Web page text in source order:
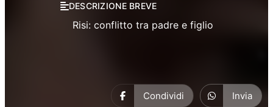
DESCRIZIONE BREVE
Risi: conflitto tra padre e figlio
Condividi Invia